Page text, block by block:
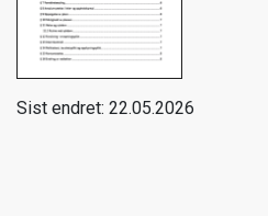
Sist endret: 22.05.2026